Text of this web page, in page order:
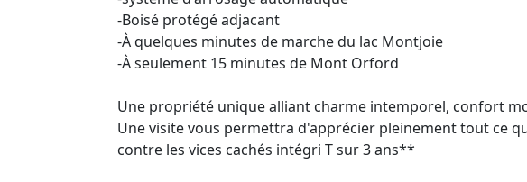
-Boisé protégé adjacant
-À quelques minutes de marche du lac Montjoie
-À seulement 15 minutes de Mont Orford
Une propriété unique alliant charme intemporel, confort
Une visite vous permettra d'apprécier pleinement tout ce
contre les vices cachés intégri T sur 3 ans**